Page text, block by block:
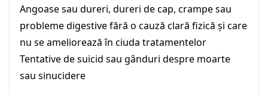
Angoase sau dureri, dureri de cap, crampe sau
probleme digestive fără o cauză clară fizică și care
nu se ameliorează în ciuda tratamentelor
Tentative de suicid sau gânduri despre moarte
sau sinucidere